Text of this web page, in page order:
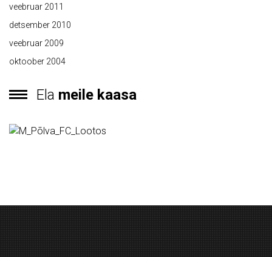
veebruar 2011
detsember 2010
veebruar 2009
oktoober 2004
Ela meile kaasa